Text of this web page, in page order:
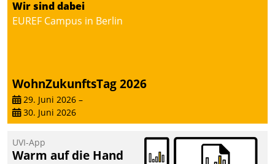
einsehen und ändern
oder
Wir sind dabei
EUREF Campus in Berlin
WohnZukunftsTag 2026
29. Juni 2026 –
30. Juni 2026
UVI-App
Warm auf die Hand